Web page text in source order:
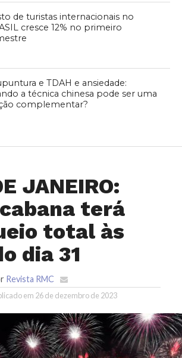
de turistas internacionais no
cresce 12% no primeiro
e TDAH e ansiedade:
a técnica chinesa pode ser uma
complementar?
JANEIRO:
terá
total às
dia 31
Revista RMC
em 26 de dezembro de 2023